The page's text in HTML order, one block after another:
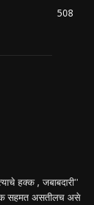
508
हक्क , जबाबदारी''
सहमत असतीलच असे